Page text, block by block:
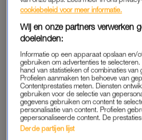
Nidhi, de vrouw op de
NUCHTER
Lowel hielp direct na de
verzorgen tot de hulpdiensten
waardeert hij de aandacht,
Nidhi’s dank graag
geen superheld. Dat zou niet
cookiebeleid voor meer informatie.
Wij en onze partners verwerken
doeleinden:
Informatie op een apparaat opslaan en/
gebruiken om advertenties te
hand van statistieken of combinaties van
Profielen aanmaken ten behoeve van
Contentprestaties meten. Diensten
gebruiken voor de selectie van
gegevens gebruiken om content te
personalisatie van content. Profielen
gepersonaliseerde content. De
Derde partijen lijst